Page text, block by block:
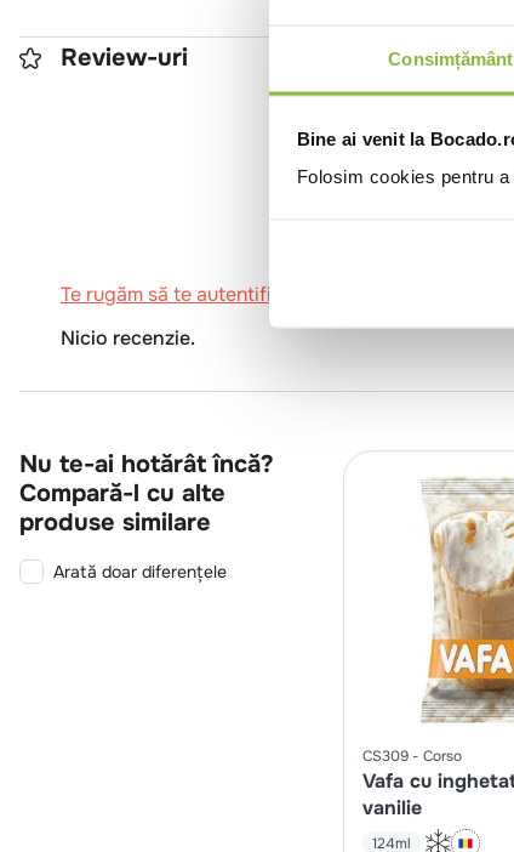
Consimțământ
Bine ai venit la
Folosim cookies pentru
Review-uri
Te rugăm să te autentifici pentru a scrie o recenzie.
Nicio recenzie.
Nu te-ai hotărât încă?
Compară-l cu alte
produse similare
Arată doar diferențele
CS309 Corso
Vafa cu
vanilie
124ml